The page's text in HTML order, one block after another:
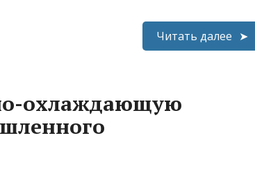
Читать далее
охлаждающую